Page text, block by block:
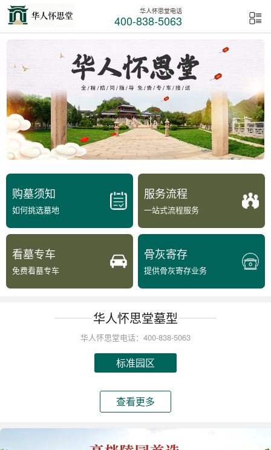
华人怀思堂电话
400-838-5063
购墓须知
如何挑选墓地
服务流程
一站式流程服务
看墓专车
免费看墓专车
骨灰寄存
提供骨灰寄存业务
华人怀思堂墓型
华人怀思堂电话：400-838-5063
标准园区
查看更多